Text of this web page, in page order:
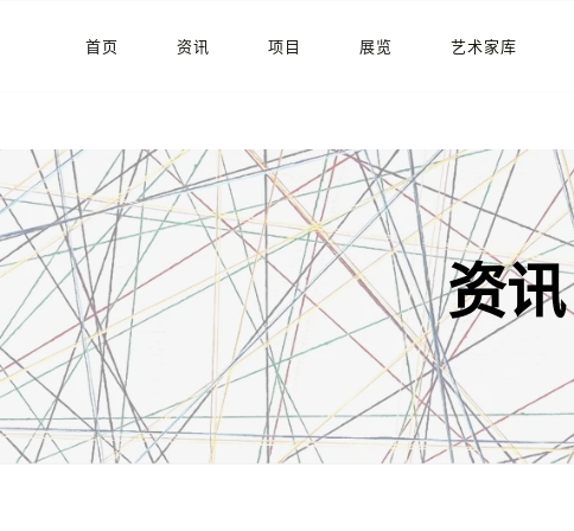
首页 资讯 项目 展览 艺术家库
首页
项目
展览
艺术家库
共同艺术
艺术商店
关于我们
资讯